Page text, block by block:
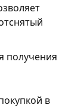
получения
в